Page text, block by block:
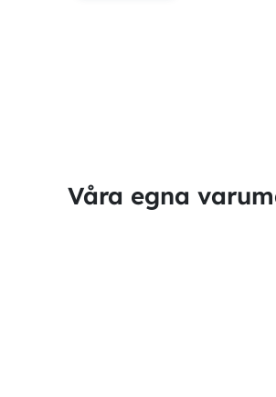
Våra egna